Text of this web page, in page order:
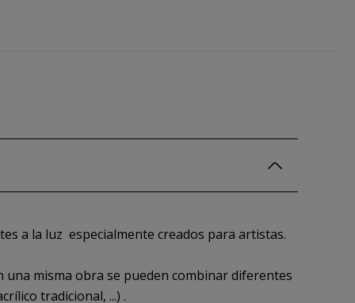
a la luz especialmente creados para artistas.
una misma obra se pueden combinar diferentes
tradicional, ...) .